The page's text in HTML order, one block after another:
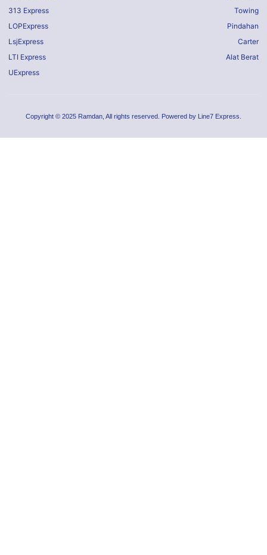
313 Express
LOPExpress
LsjExpress
LTI Express
UExpress
Towing
Pindahan
Carter
Alat Berat
Copyright © 2025 Ramdan, All rights reserved. Powered by Line7 Express.